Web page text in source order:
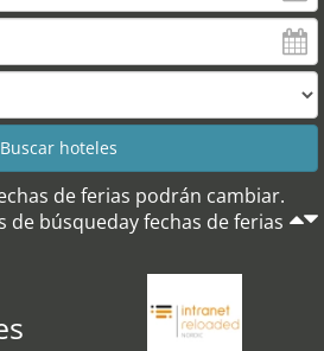
de ferias podrán cambiar.
de búsqueday fechas de ferias